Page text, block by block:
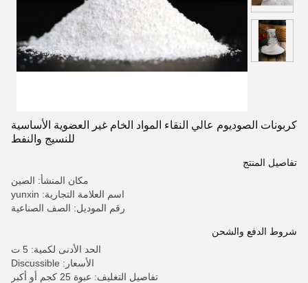
كربونات الصوديوم عالي النقاء المواد الخام غير العضوية الأساسية
للنسيج والنفط
تفاصيل المنتج
مكان المنشأ: الصين
اسم العلامة التجارية: yunxin
رقم الموديل: الصف الصناعية
شروط الدفع والشحن
الحد الأدنى لكمية: 5 ت
الأسعار: Discussible
تفاصيل التغليف: عبوة 25 كجم أو أكبر